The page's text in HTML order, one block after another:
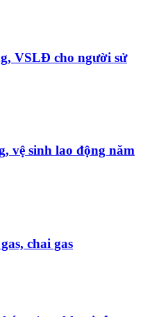
VSLĐ cho người sử
vệ sinh lao động năm
chai gas